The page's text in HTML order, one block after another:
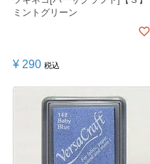
ミントグリーン
¥ 290 税込